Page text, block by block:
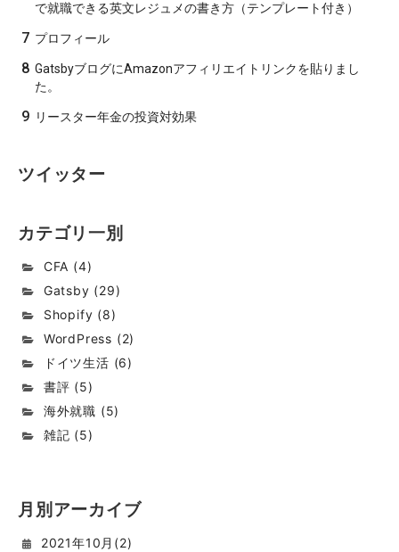
で就職できる英文レジュメの書き方（テンプレート付き）
7 プロフィール
8 GatsbyブログにAmazonアフィリエイトリンクを貼りまし
た。
9 リースター年金の投資対効果
ツイッター
カテゴリ一別
CFA (4)
Gatsby (29)
Shopify (8)
WordPress (2)
ドイツ生活 (6)
書評 (5)
海外就職 (5)
雑記 (5)
月別アーカイブ
2021年10 月(2)